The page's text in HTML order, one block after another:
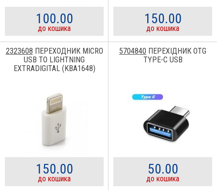
100.00
до кошика
150.00
до кошика
2323608 ПЕРЕХОДНИК MICRO
USB TO LIGHTNING
EXTRADIGITAL (KBA1648)
150.00
до кошика
5704840 ПЕРЕХІДНИК OTG
TYPE-C USB
50.00
до кошика